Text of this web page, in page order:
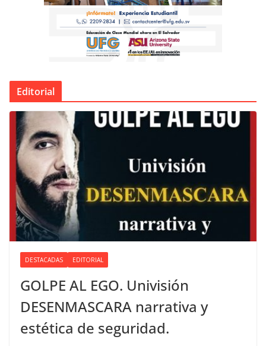
Editorial
DESTACADAS EDITORIAL
GOLPE AL EGO. Univisión
DESENMASCARA narrativa y
estética de seguridad.